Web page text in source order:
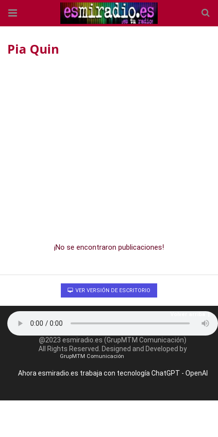
Pia Quin
¡No se encontraron publicaciones!
VER VERSIÓN DE ESCRITORIO
@2023 esmiradio.es (GrupMTM Comunicación)
All Rights Reserved. Designed and Developed by
GrupMTM Comunicación
Ahora esmiradio.es trabaja con tecnología ChatGPT - OpenAI